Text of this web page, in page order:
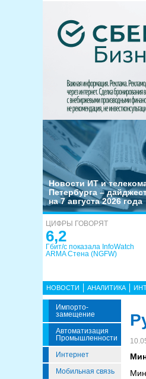
Новости ИТ и
Петербурга –
на 7 августа 2026 года
ЦИФРЫ ГОВОРЯТ
6,2
Гбит/с показала InfoWatch
ARMA Стена (NGFW)
НОВОСТИ АНАЛИТИКА
Импорто­
Замещение
Автоматизация
Промышленности
Интернет
Мобильная связь